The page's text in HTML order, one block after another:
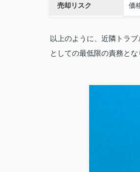
売却リスク 価
以上のように、近隣トラ
としての最低限の責務とな